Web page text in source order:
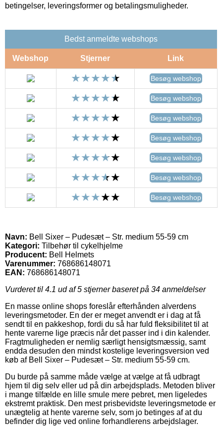
betingelser, leveringsformer og betalingsmuligheder.
Bedst anmeldte webshops
Webshop Stjerner Link
Besøg webshop
Besøg webshop
Besøg webshop
Besøg webshop
Besøg webshop
Besøg webshop
Besøg webshop
Navn: Bell Sixer – Pudesæt – Str. medium 55-59 cm
Kategori: Tilbehør til cykelhjelme
Producent: Bell Helmets
Varenummer: 768686148071
EAN: 768686148071
Vurderet til 4.1 ud af 5 stjerner baseret på 34 anmeldelser
En masse online shops foreslår efterhånden alverdens
leveringsmetoder. En der er meget anvendt er i dag at få
sendt til en pakkeshop, fordi du så har fuld fleksibilitet til at
hente varerne lige præcis når det passer ind i din kalender.
Fragtmuligheden er nemlig særligt hensigtsmæssig, samt
endda desuden den mindst kostelige leveringsversion ved
køb af Bell Sixer – Pudesæt – Str. medium 55-59 cm.
Du burde på samme måde vælge at vælge at få udbragt
hjem til dig selv eller ud på din arbejdsplads. Metoden bliver
i mange tilfælde en lille smule mere pebret, men ligeledes
ekstremt praktisk. Den mest prisbevidste leveringsmetode er
unægtelig at hente varerne selv, som jo betinges af at du
befinder dig lige ved online forhandlerens arbejdslager.